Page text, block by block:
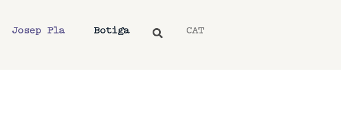
Josep Pla Botiga CAT